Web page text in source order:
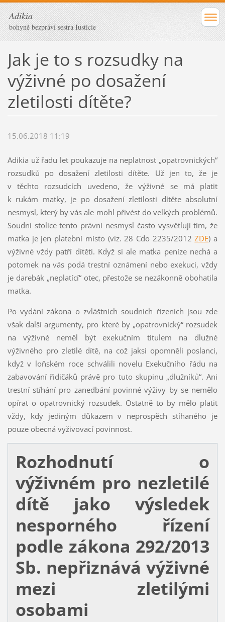
Adikia
bohyně bezpráví sestra Iusticie
Jak je to s rozsudky na
výživné po dosažení
zletilosti dítěte?
15.06.2018 11:19
Adikia už řadu let poukazuje na neplatnost „opatrovnických“
rozsudků po dosažení zletilosti dítěte. Už jen to, že je
v těchto rozsudcích uvedeno, že výživné se má platit
k rukám matky, je po dosažení zletilosti dítěte absolutní
nesmysl, který by vás ale mohl přivést do velkých problémů.
Soudní stolice tento právní nesmysl často vysvětlují tím, že
matka je jen platební místo (viz. 28 Cdo 2235/2012ZDE) a
výživné vždy patří dítěti. Když si ale matka peníze nechá a
potomek na vás podá trestní oznámení nebo exekuci, vždy
je darebák „neplatící“ otec, přestože se nezákonně obohatila
matka.
Po vydání zákona o zvláštních soudních řízeních jsou zde
však další argumenty, pro které by „opatrovnický“ rozsudek
na výživné neměl být exekučním titulem na dlužné
výživného pro zletilé dítě, na což jaksi opomněli poslanci,
když v loňském roce schválili novelu Exekučního řádu na
zabavování řidičáků právě pro tuto skupinu „dlužníků“. Ani
trestní stíhání pro zanedbání povinné výživy by se nemělo
opírat o opatrovnický rozsudek. Ostatně to by mělo platit
vždy, kdy jediným důkazem v neprospěch stíhaného je
pouze obecná vyživovací povinnost.
Rozhodnutí o
výživném pro nezletilé
dítě jako výsledek
nesporného řízení
podle zákona 292/2013
Sb. nepřiznává výživné
mezi zletilými
osobami